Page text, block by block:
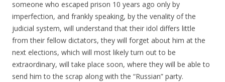
someone who escaped prison 10 years ago only by
imperfection, and frankly speaking, by the venality of the
judicial system, will understand that their idol differs little
from their fellow dictators, they will forget about him at the
next elections, which will most likely turn out to be
extraordinary, will take place soon, where they will be able to
send him to the scrap along with the “Russian” party.